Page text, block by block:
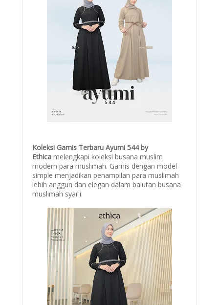
Koleksi Gamis Terbaru Ayumi 544 by
Ethica melengkapi koleksi busana muslim
modern para muslimah. Gamis dengan model
simple menjadikan penampilan para muslimah
lebih anggun dan elegan dalam balutan busana
muslimah syar'i.